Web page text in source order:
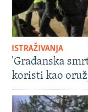
ISTRAŽIVANJA
'Građanska
koristi kao